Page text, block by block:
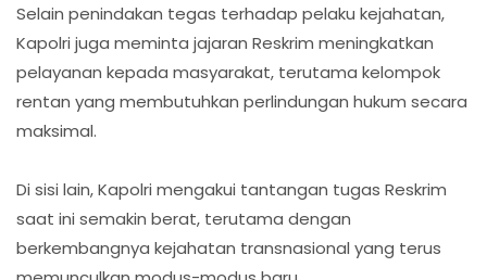
Selain penindakan tegas terhadap pelaku kejahatan,
Kapolri juga meminta jajaran Reskrim meningkatkan
pelayanan kepada masyarakat, terutama kelompok
rentan yang membutuhkan perlindungan hukum secara
maksimal.
Di sisi lain, Kapolri mengakui tantangan tugas Reskrim
saat ini semakin berat, terutama dengan
berkembangnya kejahatan transnasional yang terus